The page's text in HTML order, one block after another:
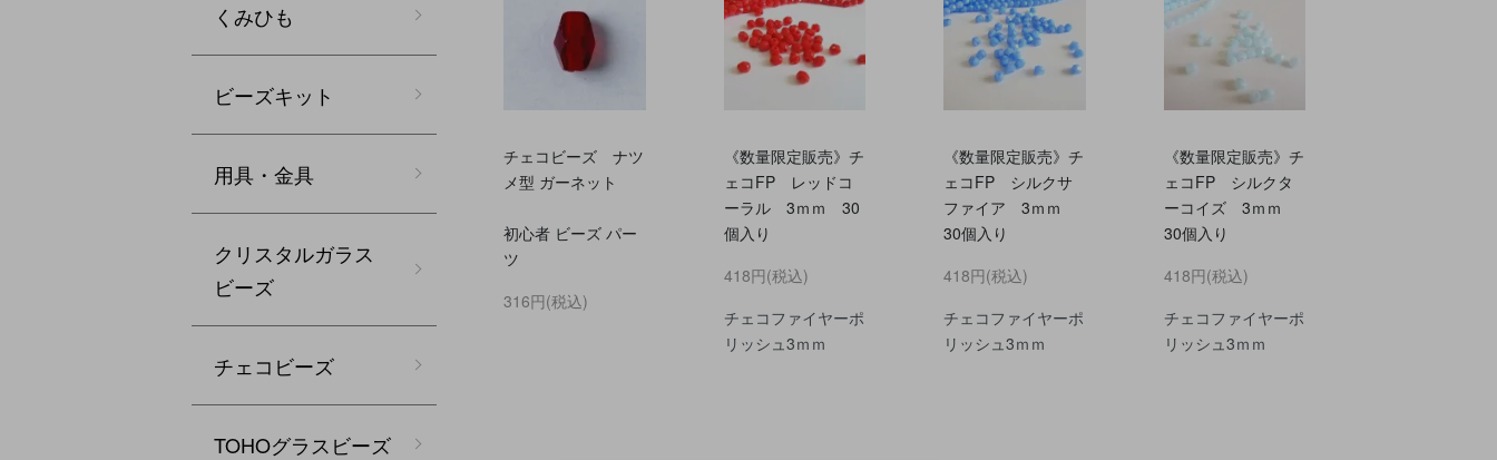
チェコビーズ ナツ
メ型 ガーネット
初心者 ビーズ パー
ツ
316円(税込)
《数量限定販売》チ
ェコFP レッドコ
ーラル 3ｍｍ 30
個入り
418円(税込)
チェコファイヤーポ
リッシュ3ｍｍ
《数量限定販売》チ
ェコFP シルクサ
ファイア 3ｍｍ
30個入り
418円(税込)
チェコファイヤーポ
リッシュ3ｍｍ
《数量限定販売》チ
ェコFP シルクタ
ーコイズ 3ｍｍ
30個入り
418円(税込)
チェコファイヤーポ
リッシュ3ｍｍ
くみひも
ビーズキット
用具・金具
クリスタルガラス
ビーズ
チェコビーズ
TOHOグラスビーズ